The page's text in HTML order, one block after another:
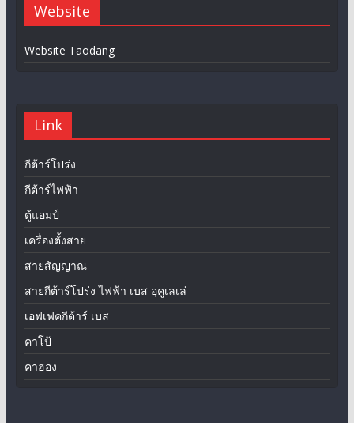
Website
Website Taodang
Link
กีต้าร์โปร่ง
กีต้าร์ไฟฟ้า
ตู้แอมป์
เครื่องตั้งสาย
สายสัญญาณ
สายกีต้าร์โปร่ง ไฟฟ้า เบส อุคูเลเล่
เอฟเฟคกีต้าร์ เบส
คาโป้
คาฮอง